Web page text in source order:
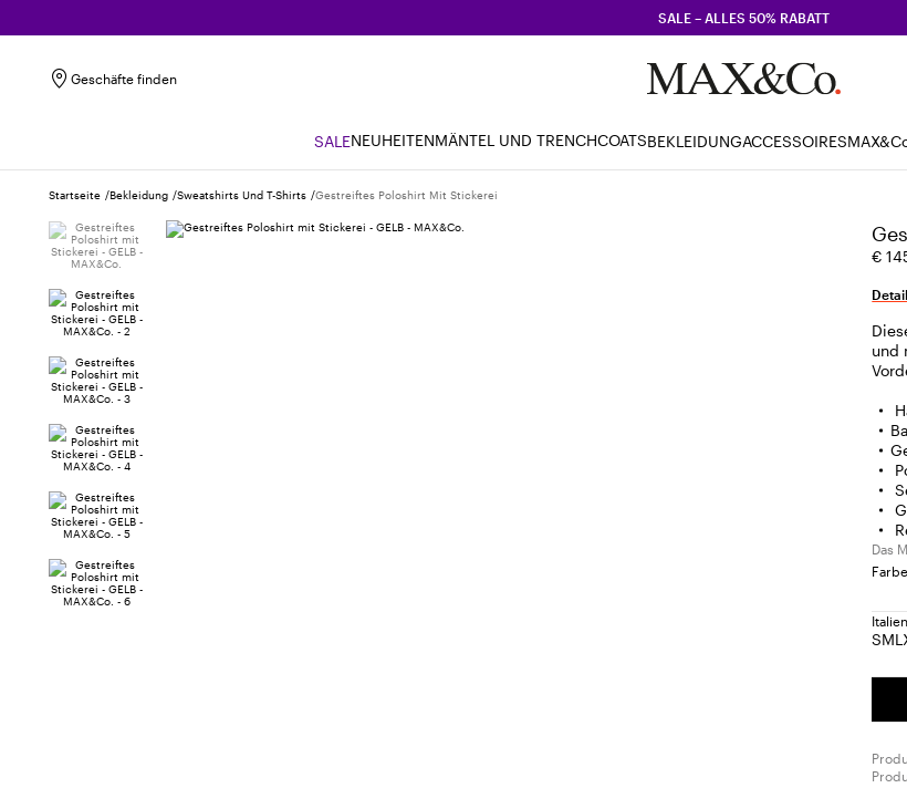
SALE – ALLES 50% RABATT
Geschäfte finden
SALENEUHEITENMÄNTEL UND TRENCHCOATSBEKLEIDUNGACCESSOIRES
Startseite Bekleidung Sweatshirts Und T-Shirts Gestreiftes Poloshirt Mit Stickerei
€
und
Das
SML